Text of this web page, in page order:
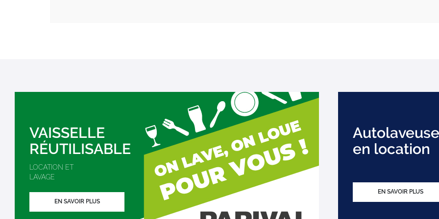
VAISSELLE
RÉUTILISABLE
LOCATION ET
LAVAGE
EN SAVOIR PLUS
en location
EN SAVOIR PLUS